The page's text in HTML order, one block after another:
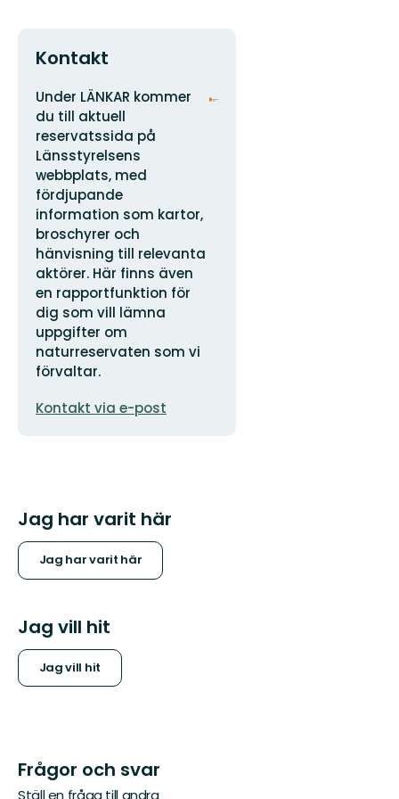
Kontakt
Adress
Under LÄNKAR kommer
du till aktuell
reservatssida på
Länsstyrelsens
webbplats, med
fördjupande
information som kartor,
broschyrer och
hänvisning till relevanta
aktörer. Här finns även
en rapportfunktion för
dig som vill lämna
uppgifter om
naturreservaten som vi
förvaltar.
postadress
Kontakt via e-post
Organisationens
Jag har varit här
Jag har varit här
Jag vill hit
Jag vill hit
Frågor och svar
Ställ en fråga till andra